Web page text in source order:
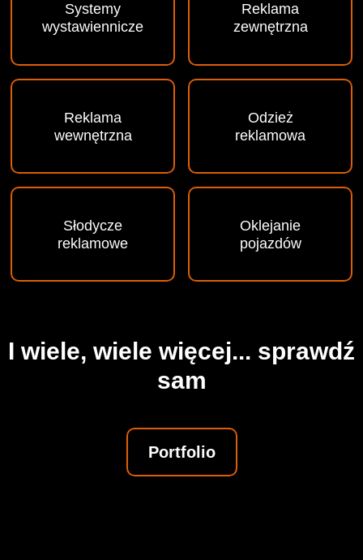
Systemy
wystawiennicze
Reklama
zewnętrzna
Reklama
wewnętrzna
Odzież
reklamowa
Słodycze
reklamowe
Oklejanie
pojazdów
I wiele, wiele więcej... sprawdź
sam
Portfolio